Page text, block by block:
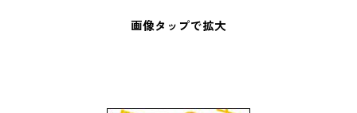
画像タップで拡大